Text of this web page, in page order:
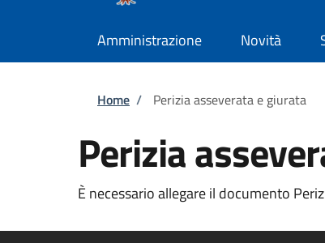
Amministrazione Novità
Briciole di pane
Home / Perizia asseverata e giurata
Perizia
È necessario allegare il documento